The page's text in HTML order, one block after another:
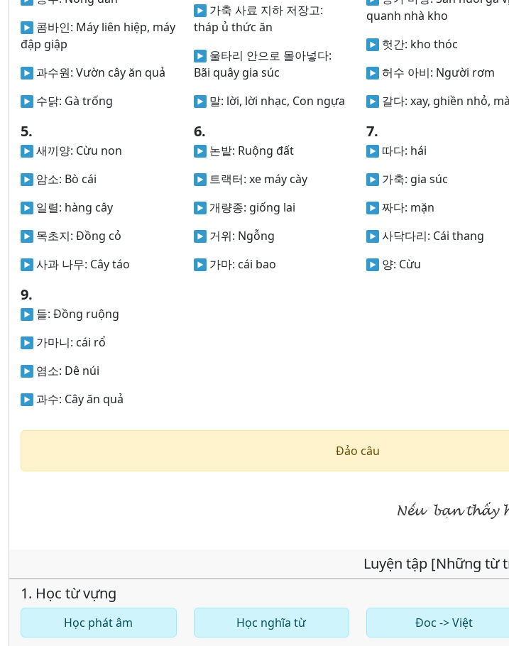
콤바인: Máy liên hiệp, máy
đập giập
과수원: Vườn cây ăn quả
수닭: Gà trống
가축 사료 지하 저장고:
tháp ủ thức ăn
울타리 안으로 몰아넣다:
Bãi quây gia súc
말: lời, lời nhạc, Con ngựa
quanh nhà kho
헛간: kho thóc
허수 아비: Người rơm
갈다: xay, ghiền nhỏ,
5.
새끼양: Cừu non
암소: Bò cái
일렬: hàng cây
목초지: Đồng cỏ
사과 나무: Cây táo
6.
논밭: Ruộng đất
트랙터: xe máy cày
개량종: giống lai
거위: Ngỗng
가마: cái bao
7.
따다: hái
가축: gia súc
짜다: mặn
사닥다리: Cái thang
양: Cừu
9.
들: Đồng ruộng
가마니: cái rổ
염소: Dê núi
과수: Cây ăn quả
Đảo câu
Luyện tập [Những từ
1. Học từ vựng
Học phát âm Học nghĩa từ Đoc -> Việt